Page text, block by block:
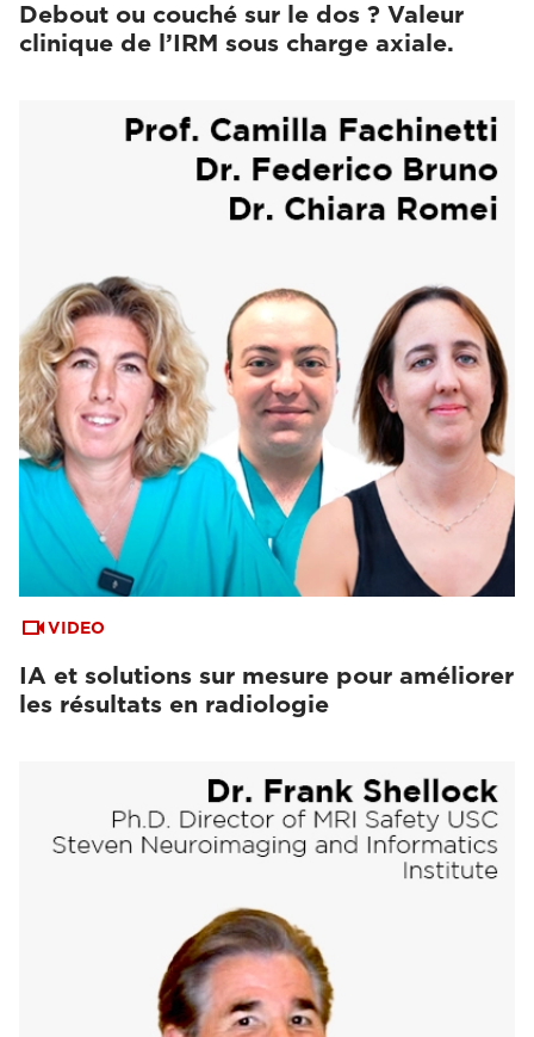
Debout ou couché sur le dos ? Valeur
clinique de l’IRM sous charge axiale.
VIDEO
IA et solutions sur mesure pour améliorer
les résultats en radiologie